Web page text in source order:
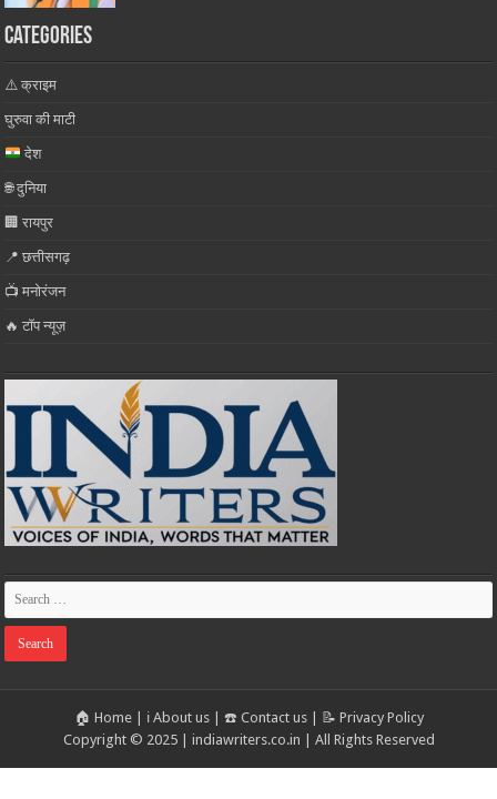
Categories
⚠️ क्राइम
घुरुवा की माटी
देश
🌐 दुनिया
🏢 रायपुर
📍 छत्तीसगढ़
📺 मनोरंजन
🔥 टॉप न्यूज़
🏠 Home| ℹ️ About us| ☎️ Contact us| 📝 Privacy Policy
Copyright © 2025 | indiawriters.co.in | All Rights Reserved